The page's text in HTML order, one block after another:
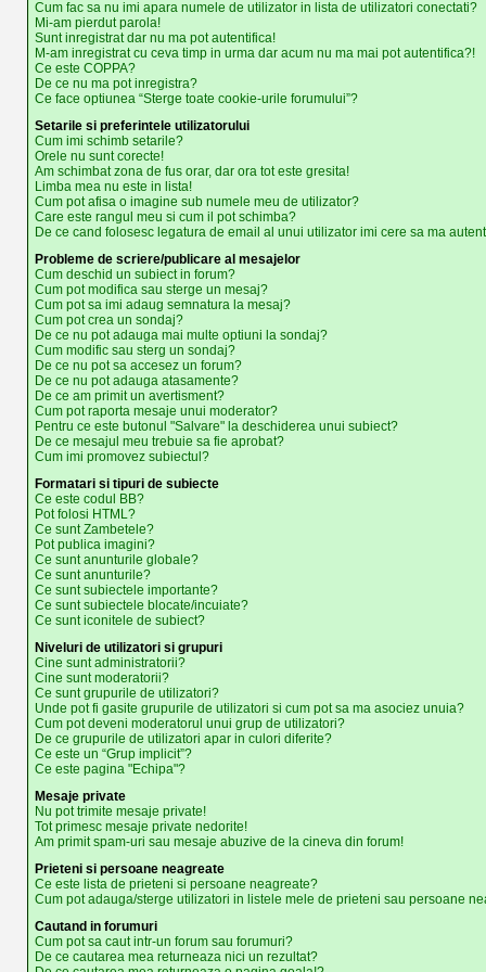
Cum fac sa nu imi apara numele de utilizator in lista de utilizatori conectati?
Mi-am pierdut parola!
Sunt inregistrat dar nu ma pot autentifica!
M-am inregistrat cu ceva timp in urma dar acum nu ma mai pot autentifica?!
Ce este COPPA?
De ce nu ma pot inregistra?
Ce face optiunea “Sterge toate cookie-urile forumului”?
Setarile si preferintele utilizatorului
Cum imi schimb setarile?
Orele nu sunt corecte!
Am schimbat zona de fus orar, dar ora tot este gresita!
Limba mea nu este in lista!
Cum pot afisa o imagine sub numele meu de utilizator?
Care este rangul meu si cum il pot schimba?
De ce cand folosesc legatura de email al unui utilizator imi cere sa ma
Probleme de scriere/publicare al mesajelor
Cum deschid un subiect in forum?
Cum pot modifica sau sterge un mesaj?
Cum pot sa imi adaug semnatura la mesaj?
Cum pot crea un sondaj?
De ce nu pot adauga mai multe optiuni la sondaj?
Cum modific sau sterg un sondaj?
De ce nu pot sa accesez un forum?
De ce nu pot adauga atasamente?
De ce am primit un avertisment?
Cum pot raporta mesaje unui moderator?
Pentru ce este butonul "Salvare" la deschiderea unui subiect?
De ce mesajul meu trebuie sa fie aprobat?
Cum imi promovez subiectul?
Formatari si tipuri de subiecte
Ce este codul BB?
Pot folosi HTML?
Ce sunt Zambetele?
Pot publica imagini?
Ce sunt anunturile globale?
Ce sunt anunturile?
Ce sunt subiectele importante?
Ce sunt subiectele blocate/incuiate?
Ce sunt iconitele de subiect?
Niveluri de utilizatori si grupuri
Cine sunt administratorii?
Cine sunt moderatorii?
Ce sunt grupurile de utilizatori?
Unde pot fi gasite grupurile de utilizatori si cum pot sa ma asociez unuia?
Cum pot deveni moderatorul unui grup de utilizatori?
De ce grupurile de utilizatori apar in culori diferite?
Ce este un “Grup implicit”?
Ce este pagina "Echipa"?
Mesaje private
Nu pot trimite mesaje private!
Tot primesc mesaje private nedorite!
Am primit spam-uri sau mesaje abuzive de la cineva din forum!
Prieteni si persoane neagreate
Ce este lista de prieteni si persoane neagreate?
Cum pot adauga/sterge utilizatori in listele mele de prieteni sau persoane
Cautand in forumuri
Cum pot sa caut intr-un forum sau forumuri?
De ce cautarea mea returneaza nici un rezultat?